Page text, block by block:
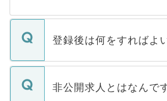
登録後は何をすればよ
ご登録いただきましたら
登録内容を確認し、その
非公開求人とはなんで